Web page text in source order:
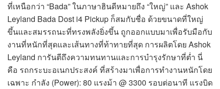
ที่เหนือกว่า “Bada” ในภาษาฮินดีหมายถึง “ใหญ่” และ Ashok
Leyland Bada Dost i4 Pickup ก็สมกับชื่อ ด้วยขนาดที่ใหญ่
ขึ้นและสมรรถนะที่ทรงพลังยิ่งขึ้น ถูกออกแบบมาเพื่อรับมือกับ
งานที่หนักที่สุดและเส้นทางที่ท้าทายที่สุด การผลิตโดย Ashok
Leyland การันตีถึงความทนทานและการบำรุงรักษาที่ต่ำ นี่
คือ รถกระบะอเนกประสงค์ ที่สร้างมาเพื่อการทำงานหนักโดย
เฉพาะ กำลัง (Power): 80 แรงม้า @ 3300 รอบต่อนาที แรงบิด